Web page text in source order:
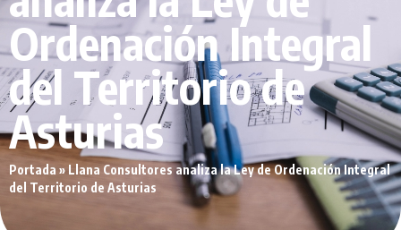
Ordenación Integral
del Territorio de
Asturias
Portada » Llana Consultores analiza la Ley de Ordenación Integral
del Territorio de Asturias